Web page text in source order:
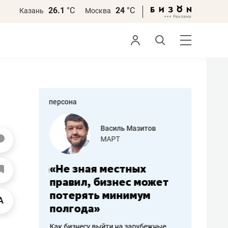
Казань 26.1 °С Москва 24 °С
персона
работа
Василь Мазитов
МАРТ
«Не зная местных
правил, бизнес может
потерять минимум
полгода»